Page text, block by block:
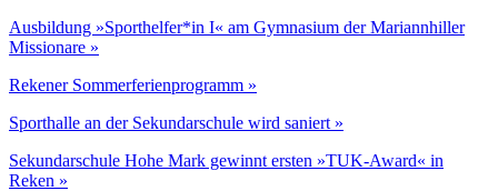
Ausbildung »Sporthelfer*in I« am Gymnasium der Mariannhiller
Missionare »
Rekener Sommerferienprogramm »
Sporthalle an der Sekundarschule wird saniert »
Sekundarschule Hohe Mark gewinnt ersten »TUK-Award« in
Reken »